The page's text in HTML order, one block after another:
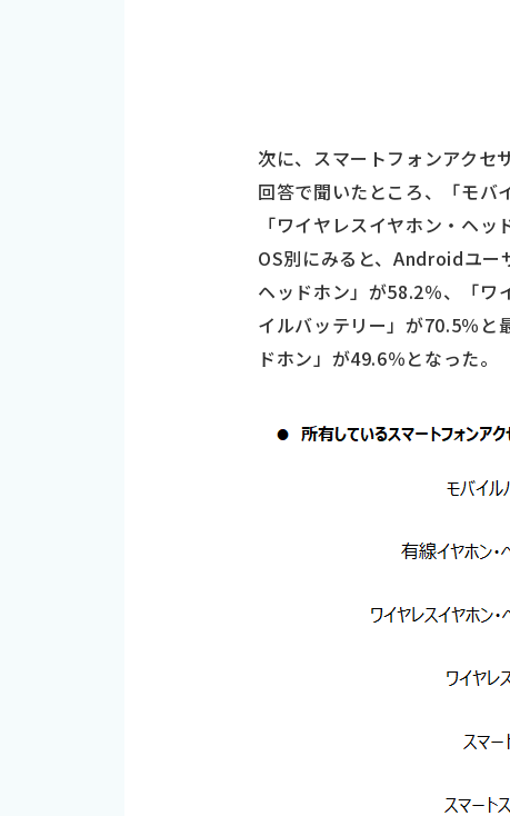
次に、スマートフォンアクセ
回答で聞いたところ、「モバ
「ワイヤレスイヤホン・ヘッ
OS別にみると、Androidユー
ヘッドホン」が58.2％、「
イルバッテリー」が70.5％と
ドホン」が49.6％となった。